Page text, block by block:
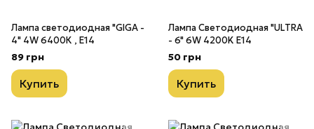
Лампа светодиодная "GIGA -
4" 4W 6400К , E14
89 грн
Купить
Лампа Светодиодная "ULTRA
- 6" 6W 4200K E14
50 грн
Купить